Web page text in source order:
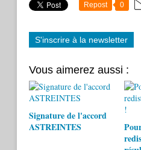
Repost 0
S'inscrire à la newsletter
Vous aimerez aussi :
Signature de l'accord
ASTREINTES